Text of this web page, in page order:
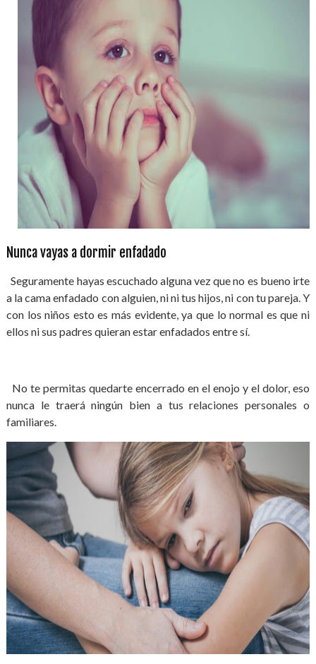
Nunca vayas a dormir enfadado
Seguramente hayas escuchado alguna vez que no es bueno irte
a la cama enfadado con alguien, ni ni tus hijos, ni con tu pareja. Y
con los niños esto es más evidente, ya que lo normal es que ni
ellos ni sus padres quieran estar enfadados entre sí.
No te permitas quedarte encerrado en el enojo y el dolor, eso
nunca le traerá ningún bien a tus relaciones personales o
familiares.